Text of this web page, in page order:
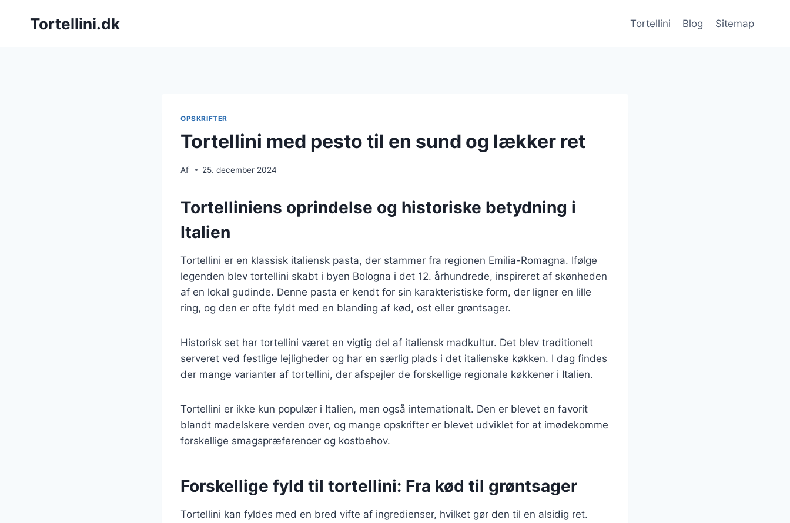
Tortellini.dk Tortellini Blog Sitemap
OPSKRIFTER
Tortellini med pesto til en sund og lækker ret
Af 25. december 2024
Tortelliniens oprindelse og historiske betydning i
Italien
Tortellini er en klassisk italiensk pasta, der stammer fra regionen Emilia-Romagna. Ifølge
legenden blev tortellini skabt i byen Bologna i det 12. århundrede, inspireret af skønheden
af en lokal gudinde. Denne pasta er kendt for sin karakteristiske form, der ligner en lille
ring, og den er ofte fyldt med en blanding af kød, ost eller grøntsager.
Historisk set har tortellini været en vigtig del af italiensk madkultur. Det blev traditionelt
serveret ved festlige lejligheder og har en særlig plads i det italienske køkken. I dag findes
der mange varianter af tortellini, der afspejler de forskellige regionale køkkener i Italien.
Tortellini er ikke kun populær i Italien, men også internationalt. Den er blevet en favorit
blandt madelskere verden over, og mange opskrifter er blevet udviklet for at imødekomme
forskellige smagspræferencer og kostbehov.
Forskellige fyld til tortellini: Fra kød til grøntsager
Tortellini kan fyldes med en bred vifte af ingredienser, hvilket gør den til en alsidig ret.